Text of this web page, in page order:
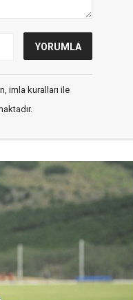
imla kuralları ile